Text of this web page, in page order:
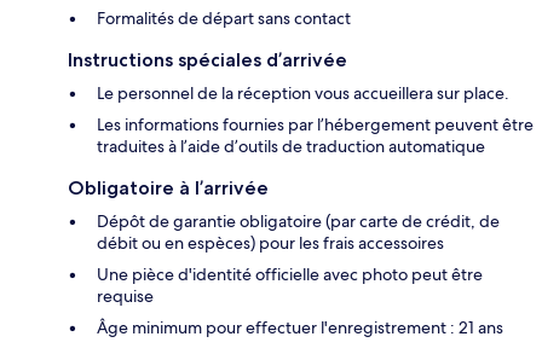
Formalités de départ sans contact
Instructions spéciales d’arrivée
Le personnel de la réception vous accueillera sur place.
Les informations fournies par l’hébergement peuvent être
traduites à l’aide d’outils de traduction automatique
Obligatoire à l’arrivée
Dépôt de garantie obligatoire (par carte de crédit, de
débit ou en espèces) pour les frais accessoires
Une pièce d'identité officielle avec photo peut être
requise
Âge minimum pour effectuer l'enregistrement : 21 ans